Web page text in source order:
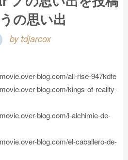
の思い出
by tdjarcox
blog.com/all-rise-947kdfe
blog.com/kings-of-reality-
blog.com/l-alchimie-de-
blog.com/el-caballero-de-